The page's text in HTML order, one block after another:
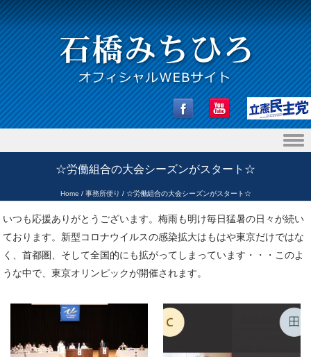
☆労働組合の大会シーズンがスタート☆
Home /事務所便り / ☆労働組合の大会シーズンがスタート☆
いつも応援ありがとうございます。梅雨も明け毎日猛暑の日々が続い
ております。新型コロナウイルスの感染拡大はもはや東京だけではな
く、首都圏、そして全国的にも拡がってしまっています・・・このよ
うな中で、東京オリンピックが開催されます。